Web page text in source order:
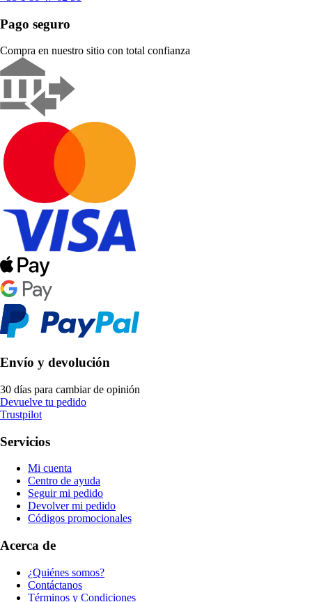
Pago seguro
Compra en nuestro sitio con total confianza
Envío y devolución
30 días para cambiar de opinión
Devuelve tu pedido
Trustpilot
Servicios
Mi cuenta
Centro de ayuda
Seguir mi pedido
Devolver mi pedido
Códigos promocionales
Acerca de
¿Quiénes somos?
Contáctanos
Términos y Condiciones